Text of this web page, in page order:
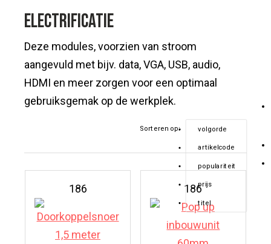
ELECTRIFICATIE
Deze modules, voorzien van stroom
aangevuld met bijv. data, VGA, USB, audio,
HDMI en meer zorgen voor een optimaal
gebruiksgemak op de werkplek.
Sorteren op: volgorde
artikelcode
populariteit
prijs
titel
186 186